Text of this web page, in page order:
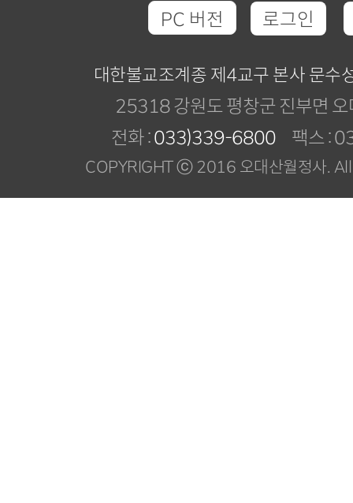
PC 버전 로그인
대한불교조계종 제4교구 본사 문수
25318 강원도 평창군 진부면
전화 :033)339-6800 팩스 :
COPYRIGHT ⓒ 2016 오대산월정사.